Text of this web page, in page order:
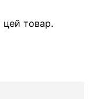
цей товар.